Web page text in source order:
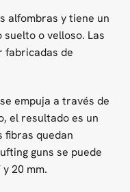
alfombras y tiene un
o velloso. Las
fabricadas de
empuja a través de
el resultado es un
fibras quedan
guns se puede
20 mm.